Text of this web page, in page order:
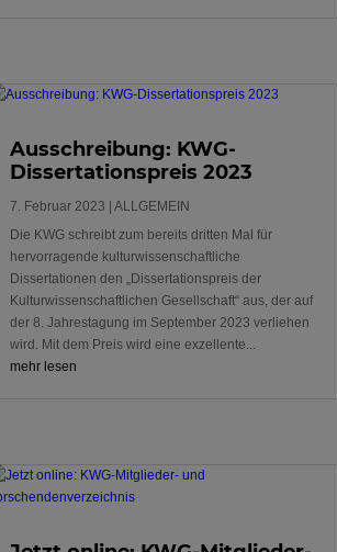
Ausschreibung: KWG-
Dissertationspreis 2023
7. Februar 2023 |ALLGEMEIN
Die KWG schreibt zum bereits dritten Mal für
hervorragende kulturwissenschaftliche
Dissertationen den „Dissertationspreis der
Kulturwissenschaftlichen Gesellschaft“ aus, der auf
der 8. Jahrestagung im September 2023 verliehen
wird. Mit dem Preis wird eine exzellente...
mehr lesen